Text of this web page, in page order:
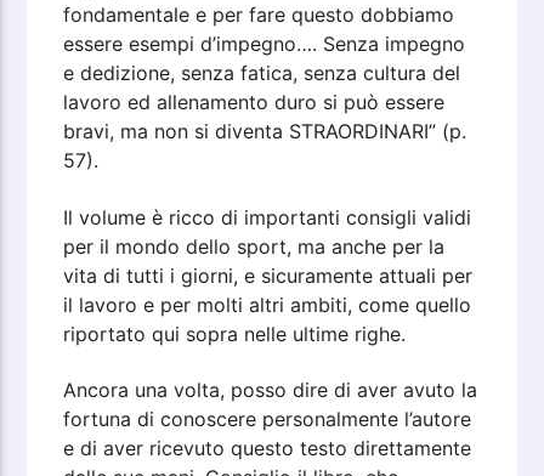
fondamentale e per fare questo dobbiamo
essere esempi d’impegno…. Senza impegno
e dedizione, senza fatica, senza cultura del
lavoro ed allenamento duro si può essere
bravi, ma non si diventa STRAORDINARI” (p.
57).
Il volume è ricco di importanti consigli validi
per il mondo dello sport, ma anche per la
vita di tutti i giorni, e sicuramente attuali per
il lavoro e per molti altri ambiti, come quello
riportato qui sopra nelle ultime righe.
Ancora una volta, posso dire di aver avuto la
fortuna di conoscere personalmente l’autore
e di aver ricevuto questo testo direttamente